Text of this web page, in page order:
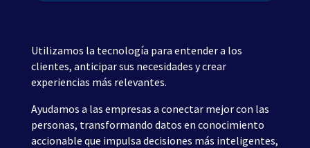
Utilizamos la tecnología para entender a los
clientes, anticipar sus necesidades y crear
experiencias más relevantes.
Ayudamos a las empresas a conectar mejor con las
personas, transformando datos en conocimiento
accionable que impulsa decisiones más inteligentes,